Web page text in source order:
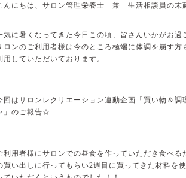
利用者様の中には、作品を作ったり作業をすること
ゃいます。
すから、そのような方のためにも
楽やビデオを見ながら指を動かしてみたり、
にはじゃんけん大会をしてみたり・・・
だまだ介護職員として初心者の私。
行錯誤の毎日です。
んにちは、サロン管理栄養士 兼 生活相談員の末
気に暑くなってきた今日この頃、皆さんいかがお過
ロンのご利用者様は今のところ極端に体調を崩す方
用していただいております。
回はサロンレクリエーション連動企画「買い物＆調
」のご報告☆
利用者様にサロンでの昼食を作っていただき食べる
買い出しに行ってもらい2週目に買ってきた材料を